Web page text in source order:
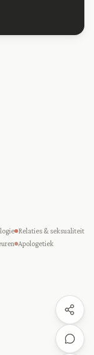
Relaties & seksualiteit
Apologetiek